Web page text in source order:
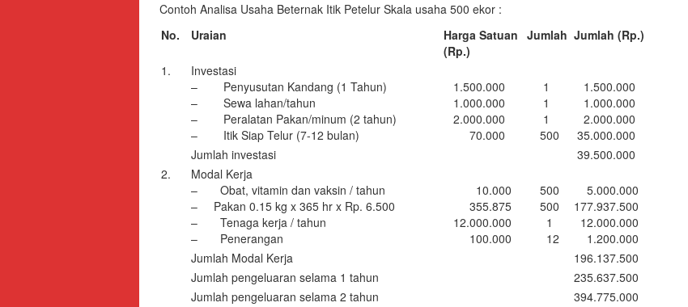
Contoh Analisa Usaha Beternak Itik Petelur Skala usaha 500 ekor :
No.
Uraian
Harga Satuan
(Rp.)
Jumlah Jumlah (Rp.)
1.
Investasi
– Penyusutan Kandang (1 Tahun)
– Sewa lahan/tahun
– Peralatan Pakan/minum (2 tahun)
– Itik Siap Telur (7-12 bulan)
1.500.000
1.000.000
2.000.000
70.000
1
1
1
500
1.500.000
1.000.000
2.000.000
35.000.000
Jumlah investasi
39.500.000
2.
Modal Kerja
– Obat, vitamin dan vaksin / tahun
– Pakan 0.15 kg x 365 hr x Rp. 6.500
– Tenaga kerja / tahun
– Penerangan
10.000
355.875
12.000.000
100.000
500
500
1
12
5.000.000
177.937.500
12.000.000
1.200.000
Jumlah Modal Kerja
196.137.500
Jumlah pengeluaran selama 1 tahun
235.637.500
Jumlah pengeluaran selama 2 tahun
394.775.000